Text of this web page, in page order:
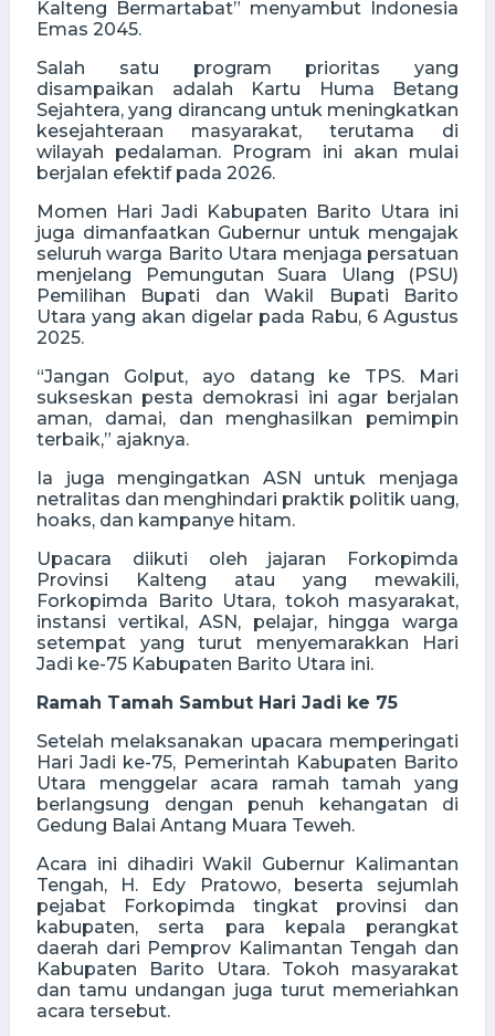
Kalteng Bermartabat” menyambut Indonesia
Emas 2045.
Salah satu program prioritas yang
disampaikan adalah Kartu Huma Betang
Sejahtera, yang dirancang untuk meningkatkan
kesejahteraan masyarakat, terutama di
wilayah pedalaman. Program ini akan mulai
berjalan efektif pada 2026.
Momen Hari Jadi Kabupaten Barito Utara ini
juga dimanfaatkan Gubernur untuk mengajak
seluruh warga Barito Utara menjaga persatuan
menjelang Pemungutan Suara Ulang (PSU)
Pemilihan Bupati dan Wakil Bupati Barito
Utara yang akan digelar pada Rabu, 6 Agustus
2025.
“Jangan Golput, ayo datang ke TPS. Mari
sukseskan pesta demokrasi ini agar berjalan
aman, damai, dan menghasilkan pemimpin
terbaik,” ajaknya.
Ia juga mengingatkan ASN untuk menjaga
netralitas dan menghindari praktik politik uang,
hoaks, dan kampanye hitam.
Upacara diikuti oleh jajaran Forkopimda
Provinsi Kalteng atau yang mewakili,
Forkopimda Barito Utara, tokoh masyarakat,
instansi vertikal, ASN, pelajar, hingga warga
setempat yang turut menyemarakkan Hari
Jadi ke-75 Kabupaten Barito Utara ini.
Ramah Tamah Sambut Hari Jadi ke 75
Setelah melaksanakan upacara memperingati
Hari Jadi ke-75, Pemerintah Kabupaten Barito
Utara menggelar acara ramah tamah yang
berlangsung dengan penuh kehangatan di
Gedung Balai Antang Muara Teweh.
Acara ini dihadiri Wakil Gubernur Kalimantan
Tengah, H. Edy Pratowo, beserta sejumlah
pejabat Forkopimda tingkat provinsi dan
kabupaten, serta para kepala perangkat
daerah dari Pemprov Kalimantan Tengah dan
Kabupaten Barito Utara. Tokoh masyarakat
dan tamu undangan juga turut memeriahkan
acara tersebut.